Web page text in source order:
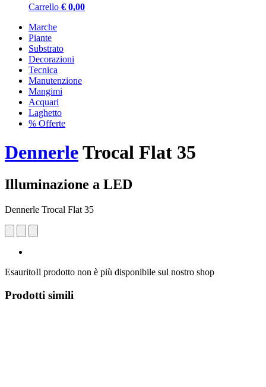
Carrello € 0,00
Marche
Piante
Substrato
Decorazioni
Tecnica
Manutenzione
Mangimi
Acquari
Laghetto
% Offerte
DennerleTrocal Flat 35
Illuminazione a LED
Dennerle Trocal Flat 35
EsauritoIl prodotto non è più disponibile sul nostro shop
Prodotti simili